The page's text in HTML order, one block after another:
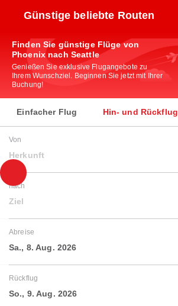
Günstige beliebte Routen
Finden Sie günstige Flüge von
Phoenix nach Seattle
Genießen Sie exklusive Flugangebote zu
Ihrem Wunschziel. Beginnen Sie jetzt mit Ihrer
Buchung!
Einfacher Flug Hin- und Rückflug
Von
Herkunft
nach
Ziel
Abreise
Sa., 8. Aug. 2026
Rückflug
So., 9. Aug. 2026